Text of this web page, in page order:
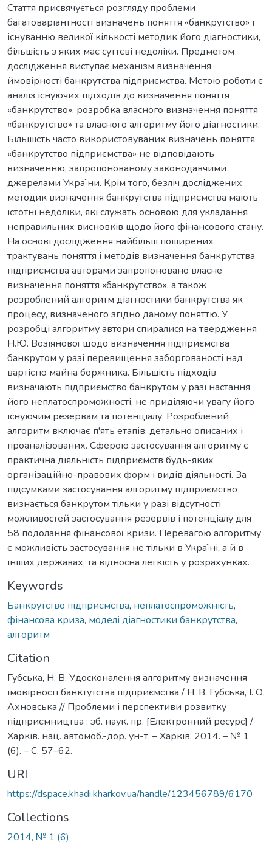
Стаття присвячується розгляду проблеми
багатоваріантності визначень поняття «банкрутство» і
існуванню великої кількості методик його діагностики,
більшість з яких має суттєві недоліки. Предметом
дослідження виступає механізм визначення
ймовірності банкрутства підприємства. Метою роботи є
аналіз існуючих підходів до визначення поняття
«банкрутство», розробка власного визначення поняття
«банкрутство» та власного алгоритму його діагностики.
Більшість часто використовуваних визначень поняття
«банкрутство підприємства» не відповідають
визначенню, запропонованому законодавчими
джерелами України. Крім того, безліч досліджених
методик визначення банкрутства підприємства мають
істотні недоліки, які служать основою для укладання
неправильних висновків щодо його фінансового стану.
На основі дослідження найбільш поширених
трактувань поняття і методів визначення банкрутства
підприємства авторами запропоновано власне
визначення поняття «банкрутство», а також
розроблений алгоритм діагностики банкрутства як
процесу, визначеного згідно даному поняттю. У
розробці алгоритму автори спиралися на твердження
Н.Ю. Возіянової щодо визначення підприємства
банкрутом у разі перевищення заборгованості над
вартістю майна боржника. Більшість підходів
визначають підприємство банкрутом у разі настання
його неплатоспроможності, не приділяючи увагу його
існуючим резервам та потенціалу. Розроблений
алгоритм включає п'ять етапів, детально описаних і
проаналізованих. Сферою застосування алгоритму є
практична діяльність підприємств будь-яких
організаційно-правових форм і видів діяльності. За
підсумками застосування алгоритму підприємство
визнається банкрутом тільки у разі відсутності
можливостей застосування резервів і потенціалу для
58 подолання фінансової кризи. Перевагою алгоритму
є можливість застосування не тільки в Україні, а й в
інших державах, та відносна легкість у розрахунках.
Keywords
Банкрутство підприємства, неплатоспроможність,
фінансова криза, моделі діагностики банкрутства,
алгоритм
Citation
Губська, Н. В. Удосконалення алгоритму визначення
імовірності банктутства підприємства / Н. В. Губська, І. О.
Ахновська // Проблеми і перспективи розвитку
підприємництва : зб. наук. пр. [Електронний ресурс] /
Харків. нац. автомоб.-дор. ун-т. – Харків, 2014. – № 1
(6). – С. 57–62.
URI
https://dspace.khadi.kharkov.ua/handle/123456789/6170
Collections
2014, № 1 (6)